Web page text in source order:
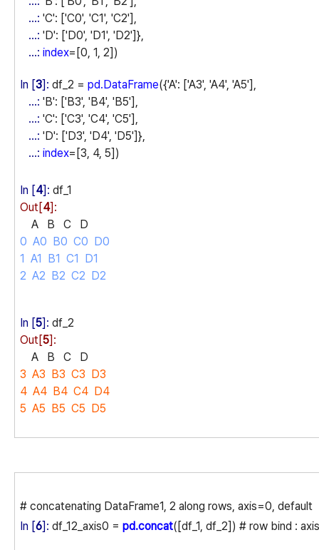
...: 'C': ['C0', 'C1', 'C2'],
...: 'D': ['D0', 'D1', 'D2']},
...: index=[0, 1, 2])
In [3]: df_2 = pd.DataFrame({'A': ['A3', 'A4', 'A5'],
...: 'B': ['B3', 'B4', 'B5'],
...: 'C': ['C3', 'C4', 'C5'],
...: 'D': ['D3', 'D4', 'D5']},
...: index=[3, 4, 5])
In [4]: df_1
Out[4]:
A B C D
0 A0 B0 C0 D0
1 A1 B1 C1 D1
2 A2 B2 C2 D2
In [5]: df_2
Out[5]:
A B C D
3 A3 B3 C3 D3
4 A4 B4 C4 D4
5 A5 B5 C5 D5
# concatenating DataFrame1, 2 along rows, axis=0, default
In [6]: df_12_axis0 = pd.concat([df_1, df_2]) # row bind :